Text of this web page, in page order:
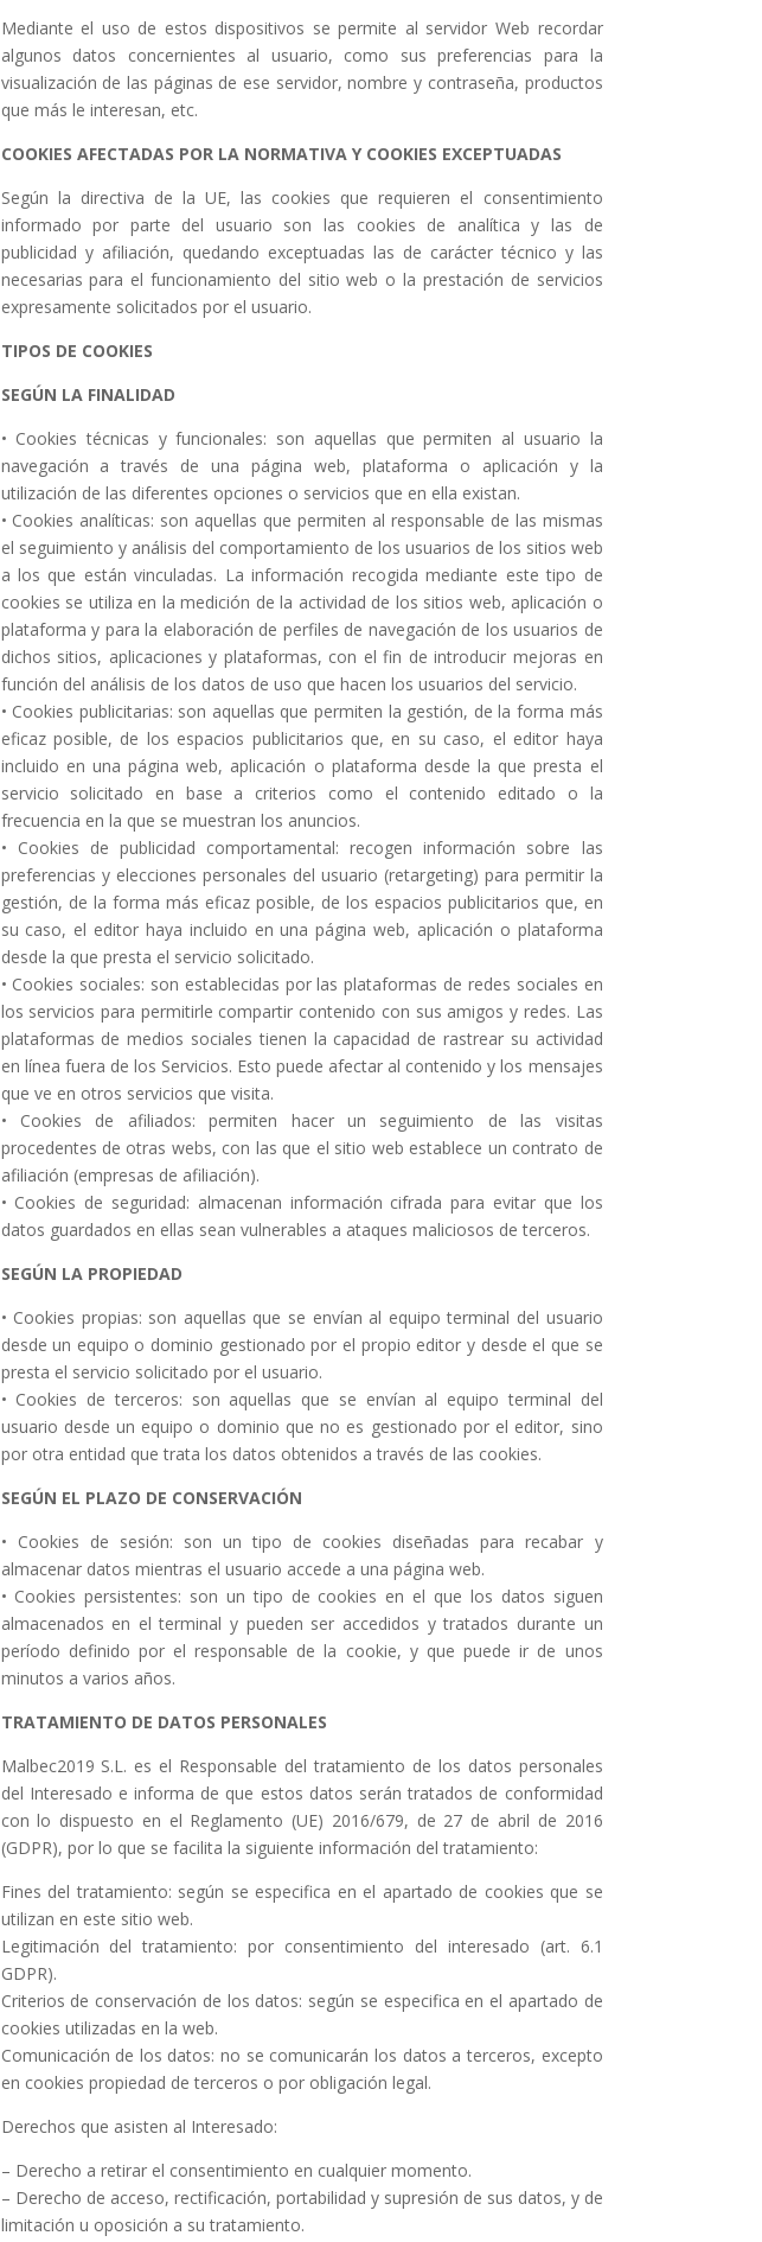
Mediante el uso de estos dispositivos se permite al servidor Web recordar
algunos datos concernientes al usuario, como sus preferencias para la
visualización de las páginas de ese servidor, nombre y contraseña, productos
que más le interesan, etc.
COOKIES AFECTADAS POR LA NORMATIVA Y COOKIES EXCEPTUADAS
Según la directiva de la UE, las cookies que requieren el consentimiento
informado por parte del usuario son las cookies de analítica y las de
publicidad y afiliación, quedando exceptuadas las de carácter técnico y las
necesarias para el funcionamiento del sitio web o la prestación de servicios
expresamente solicitados por el usuario.
TIPOS DE COOKIES
SEGÚN LA FINALIDAD
• Cookies técnicas y funcionales: son aquellas que permiten al usuario la
navegación a través de una página web, plataforma o aplicación y la
utilización de las diferentes opciones o servicios que en ella existan.
• Cookies analíticas: son aquellas que permiten al responsable de las mismas
el seguimiento y análisis del comportamiento de los usuarios de los sitios web
a los que están vinculadas. La información recogida mediante este tipo de
cookies se utiliza en la medición de la actividad de los sitios web, aplicación o
plataforma y para la elaboración de perfiles de navegación de los usuarios de
dichos sitios, aplicaciones y plataformas, con el fin de introducir mejoras en
función del análisis de los datos de uso que hacen los usuarios del servicio.
• Cookies publicitarias: son aquellas que permiten la gestión, de la forma más
eficaz posible, de los espacios publicitarios que, en su caso, el editor haya
incluido en una página web, aplicación o plataforma desde la que presta el
servicio solicitado en base a criterios como el contenido editado o la
frecuencia en la que se muestran los anuncios.
• Cookies de publicidad comportamental: recogen información sobre las
preferencias y elecciones personales del usuario (retargeting) para permitir la
gestión, de la forma más eficaz posible, de los espacios publicitarios que, en
su caso, el editor haya incluido en una página web, aplicación o plataforma
desde la que presta el servicio solicitado.
• Cookies sociales: son establecidas por las plataformas de redes sociales en
los servicios para permitirle compartir contenido con sus amigos y redes. Las
plataformas de medios sociales tienen la capacidad de rastrear su actividad
en línea fuera de los Servicios. Esto puede afectar al contenido y los mensajes
que ve en otros servicios que visita.
• Cookies de afiliados: permiten hacer un seguimiento de las visitas
procedentes de otras webs, con las que el sitio web establece un contrato de
afiliación (empresas de afiliación).
• Cookies de seguridad: almacenan información cifrada para evitar que los
datos guardados en ellas sean vulnerables a ataques maliciosos de terceros.
SEGÚN LA PROPIEDAD
• Cookies propias: son aquellas que se envían al equipo terminal del usuario
desde un equipo o dominio gestionado por el propio editor y desde el que se
presta el servicio solicitado por el usuario.
• Cookies de terceros: son aquellas que se envían al equipo terminal del
usuario desde un equipo o dominio que no es gestionado por el editor, sino
por otra entidad que trata los datos obtenidos a través de las cookies.
SEGÚN EL PLAZO DE CONSERVACIÓN
• Cookies de sesión: son un tipo de cookies diseñadas para recabar y
almacenar datos mientras el usuario accede a una página web.
• Cookies persistentes: son un tipo de cookies en el que los datos siguen
almacenados en el terminal y pueden ser accedidos y tratados durante un
período definido por el responsable de la cookie, y que puede ir de unos
minutos a varios años.
TRATAMIENTO DE DATOS PERSONALES
Malbec2019 S.L. es el Responsable del tratamiento de los datos personales
del Interesado e informa de que estos datos serán tratados de conformidad
con lo dispuesto en el Reglamento (UE) 2016/679, de 27 de abril de 2016
(GDPR), por lo que se facilita la siguiente información del tratamiento:
Fines del tratamiento: según se especifica en el apartado de cookies que se
utilizan en este sitio web.
Legitimación del tratamiento: por consentimiento del interesado (art. 6.1
GDPR).
Criterios de conservación de los datos: según se especifica en el apartado de
cookies utilizadas en la web.
Comunicación de los datos: no se comunicarán los datos a terceros, excepto
en cookies propiedad de terceros o por obligación legal.
Derechos que asisten al Interesado:
– Derecho a retirar el consentimiento en cualquier momento.
– Derecho de acceso, rectificación, portabilidad y supresión de sus datos, y de
limitación u oposición a su tratamiento.